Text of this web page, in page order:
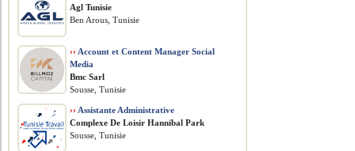
Agl Tunisie
Ben Arous, Tunisie
›› Account et Content Manager Social
Media
Bmc Sarl
Sousse, Tunisie
›› Assistante Administrative
Complexe De Loisir Hannibal Park
Sousse, Tunisie